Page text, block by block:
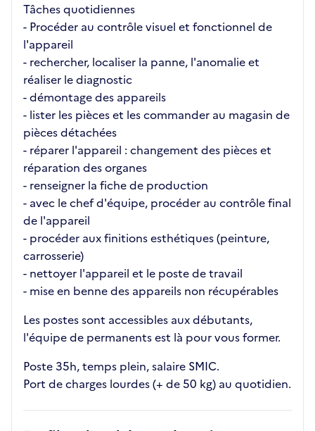
Tâches quotidiennes
- Procéder au contrôle visuel et fonctionnel de
l'appareil
- rechercher, localiser la panne, l'anomalie et
réaliser le diagnostic
- démontage des appareils
- lister les pièces et les commander au magasin de
pièces détachées
- réparer l'appareil : changement des pièces et
réparation des organes
- renseigner la fiche de production
- avec le chef d'équipe, procéder au contrôle final
de l'appareil
- procéder aux finitions esthétiques (peinture,
carrosserie)
- nettoyer l'appareil et le poste de travail
- mise en benne des appareils non récupérables
Les postes sont accessibles aux débutants,
l'équipe de permanents est là pour vous former.
Poste 35h, temps plein, salaire SMIC.
Port de charges lourdes (+ de 50 kg) au quotidien.